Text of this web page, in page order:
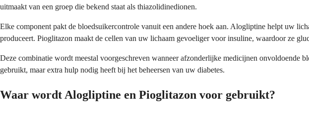
uitmaakt van een groep die bekend staat als thiazolidinedionen.
Elke component pakt de bloedsuikercontrole vanuit een andere hoek aan. Alogliptine helpt uw
produceert. Pioglitazon maakt de cellen van uw lichaam gevoeliger voor insuline, waardoor ze
Deze combinatie wordt meestal voorgeschreven wanneer afzonderlijke medicijnen onvoldoende
gebruikt, maar extra hulp nodig heeft bij het beheersen van uw diabetes.
Waar wordt Alogliptine en Pioglitazon voor gebruikt?